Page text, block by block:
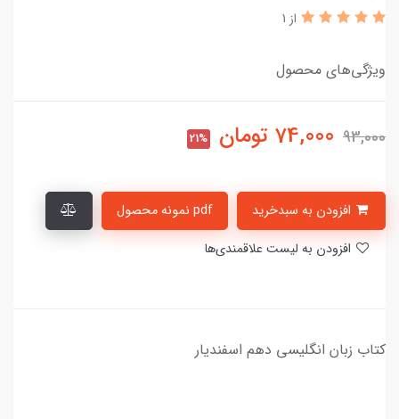
از 1
ویژگی‌های محصول
93,000
74,000 تومان 21%
pdf نمونه محصول
​​​​کتاب زبان انگلیسی دهم اسفندیار